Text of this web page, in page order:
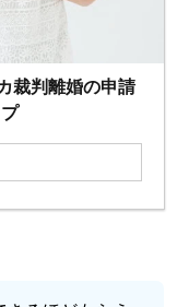
裁判離婚の申請